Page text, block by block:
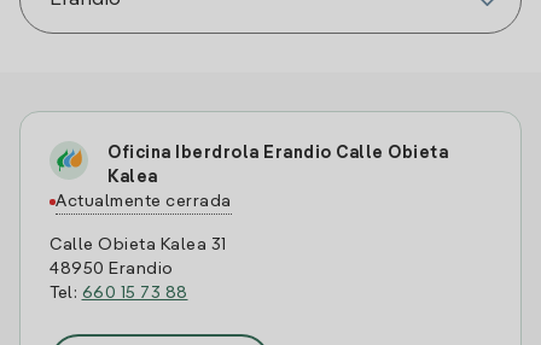
Oficina Iberdrola Erandio Calle Obieta
Kalea
Actualmente cerrada
Calle Obieta Kalea 31
48950 Erandio
Tel: 660 15 73 88